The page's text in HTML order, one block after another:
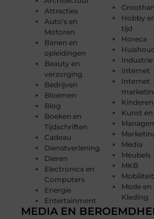
Attracties
Auto’s en
Motoren
Banen en
opleidingen
Beauty en
verzorging
Bedrijven
Bloemen
Blog
Boeken en
Tijdschriften
Cadeau
Dienstverlening
Dieren
Electronica en
Computers
Energie
Entertainment
Hobby
tijd
Horeca
Industrie
Internet
Internet
Kinderen
Kunst
Media
Meubels
MKB
Mobiliteit
Mode en
Kleding
MEDIA EN